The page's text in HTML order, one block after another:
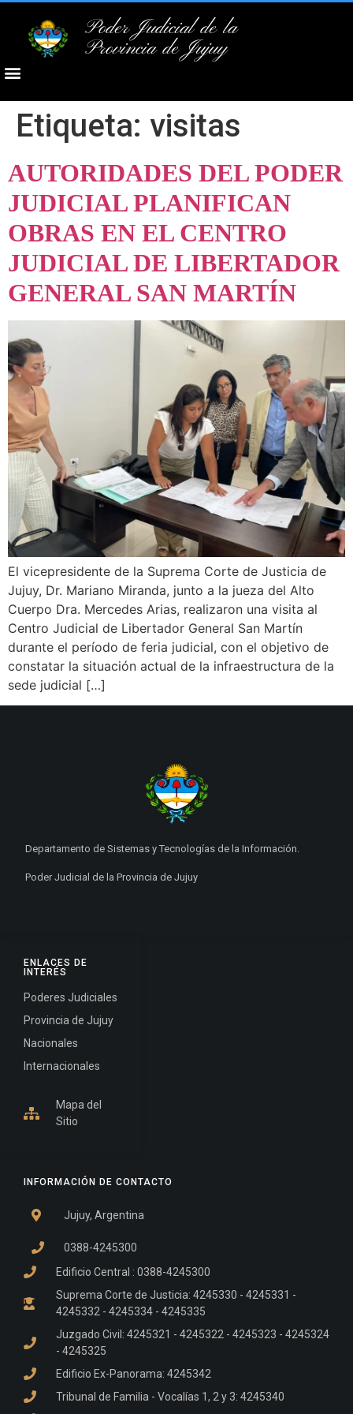
Poder Judicial de la
Provincia de Jujuy
Etiqueta: visitas
AUTORIDADES DEL PODER
JUDICIAL PLANIFICAN
OBRAS EN EL CENTRO
JUDICIAL DE LIBERTADOR
GENERAL SAN MARTÍN
El vicepresidente de la Suprema Corte de Justicia de
Jujuy, Dr. Mariano Miranda, junto a la jueza del Alto
Cuerpo Dra. Mercedes Arias, realizaron una visita al
Centro Judicial de Libertador General San Martín
durante el período de feria judicial, con el objetivo de
constatar la situación actual de la infraestructura de la
sede judicial […]
INFORMACIÓN DE CONTACTO
Jujuy, Argentina
0388-4245300
Edificio Central : 0388-4245300
Suprema Corte de Justicia: 4245330 - 4245331 -
4245332 - 4245334 - 4245335
Juzgado Civil: 4245321 - 4245322 - 4245323 - 4245324
- 4245325
Edificio Ex-Panorama: 4245342
Tribunal de Familia - Vocalías 1, 2 y 3: 4245340
ENLACES DE
INTERÉS
Poderes Judiciales
Provincia de Jujuy
Nacionales
Internacionales
Mapa del
Sitio
Departamento de Sistemas y Tecnologías de la Información.
Poder Judicial de la Provincia de Jujuy